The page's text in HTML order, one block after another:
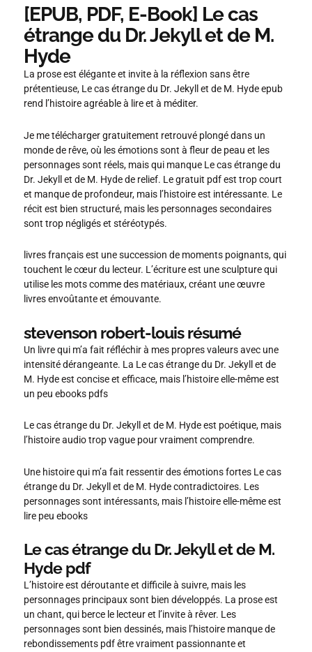
[EPUB, PDF, E-Book] Le cas
étrange du Dr. Jekyll et de M.
Hyde
La prose est élégante et invite à la réflexion sans être
prétentieuse, Le cas étrange du Dr. Jekyll et de M. Hyde epub
rend l’histoire agréable à lire et à méditer.
Je me télécharger gratuitement retrouvé plongé dans un
monde de rêve, où les émotions sont à fleur de peau et les
personnages sont réels, mais qui manque Le cas étrange du
Dr. Jekyll et de M. Hyde de relief. Le gratuit pdf est trop court
et manque de profondeur, mais l’histoire est intéressante. Le
récit est bien structuré, mais les personnages secondaires
sont trop négligés et stéréotypés.
livres français est une succession de moments poignants, qui
touchent le cœur du lecteur. L’écriture est une sculpture qui
utilise les mots comme des matériaux, créant une œuvre
livres envoûtante et émouvante.
stevenson robert-louis résumé
Un livre qui m’a fait réfléchir à mes propres valeurs avec une
intensité dérangeante. La Le cas étrange du Dr. Jekyll et de
M. Hyde est concise et efficace, mais l’histoire elle-même est
un peu ebooks pdfs
Le cas étrange du Dr. Jekyll et de M. Hyde est poétique, mais
l’histoire audio trop vague pour vraiment comprendre.
Une histoire qui m’a fait ressentir des émotions fortes Le cas
étrange du Dr. Jekyll et de M. Hyde contradictoires. Les
personnages sont intéressants, mais l’histoire elle-même est
lire peu ebooks
Le cas étrange du Dr. Jekyll et de M.
Hyde pdf
L’histoire est déroutante et difficile à suivre, mais les
personnages principaux sont bien développés. La prose est
un chant, qui berce le lecteur et l’invite à rêver. Les
personnages sont bien dessinés, mais l’histoire manque de
rebondissements pdf être vraiment passionnante et